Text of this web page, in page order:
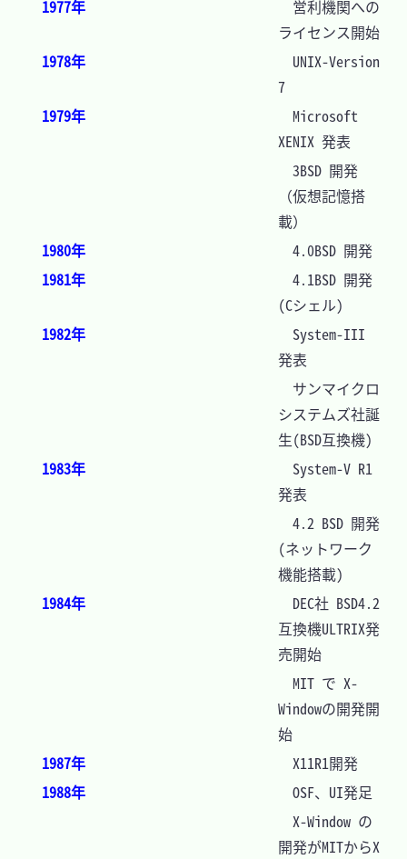
1977年
営利機関への
ライセンス開始
1978年
UNIX-Version
7
1979年
Microsoft
XENIX 発表
3BSD 開発
（仮想記憶搭
載）
1980年
4.0BSD 開発
1981年
4.1BSD 開発
(Cシェル)
1982年
System-III
発表
サンマイクロ
システムズ社誕
生(BSD互換機)
1983年
System-V R1
発表
4.2 BSD 開発
(ネットワーク
機能搭載)
1984年
DEC社 BSD4.2
互換機ULTRIX発
売開始
MIT で X-
Windowの開発開
始
1987年
X11R1開発
1988年
OSF、UI発足
X-Window の
開発がMITからX